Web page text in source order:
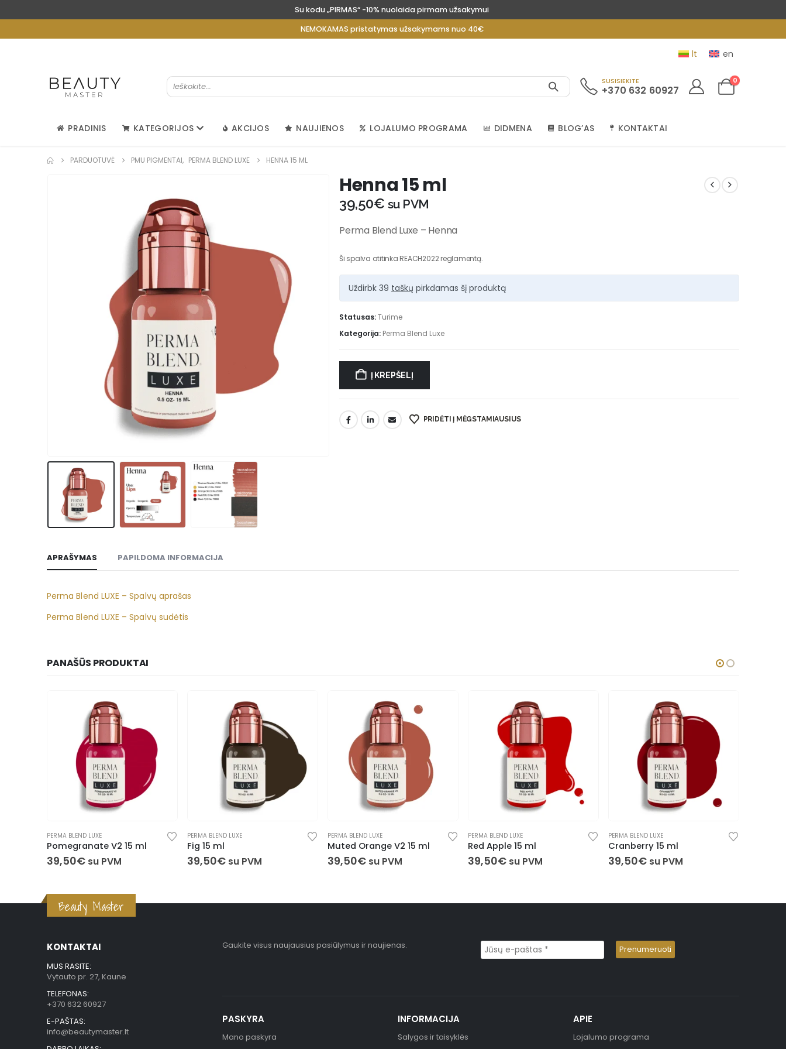
Su kodu „PIRMAS“ -10% nuolaida pirmam užsakymui
NEMOKAMAS pristatymas užsakymams nuo 40€
lt en
SUSISIEKITE
+370 632 60927
0
PRADINIS KATEGORIJOS AKCIJOS NAUJIENOS LOJALUMO PROGRAMA DIDMENA BLOG’AS KONTAKTAI
PARDUOTUVĖ PMU PIGMENTAI, PERMA BLEND LUXE HENNA 15 ML
Henna 15 ml
39,50€ su PVM
Perma Blend Luxe – Henna
Ši spalva atitinka REACH2022 reglamentą.
Uždirbk 39 taškų pirkdamas šį produktą
Statusas:Turime
Kategorija: Perma Blend Luxe
Į KREPŠELĮ
PRIDĖTI Į MĖGSTAMIAUSIUS
APRAŠYMAS PAPILDOMA INFORMACIJA
Perma Blend LUXE – Spalvų aprašas
Perma Blend LUXE – Spalvų sudėtis
PANAŠŪS PRODUKTAI
PERMA BLEND LUXE
Pomegranate V2 15 ml
39,50€ su PVM
PERMA BLEND LUXE
Fig 15 ml
39,50€ su PVM
PERMA BLEND LUXE
Muted Orange V2 15 ml
39,50€ su PVM
PERMA BLEND LUXE
Red Apple 15 ml
39,50€ su PVM
PERMA BLEND LUXE
Cranberry 15 ml
39,50€ su PVM
Beauty Master
KONTAKTAI
MUS RASITE:
Vytauto pr. 27, Kaune
TELEFONAS:
+370 632 60927
E-PAŠTAS:
info@beautymaster.lt
Gaukite visus naujausius pasiūlymus ir naujienas.
PASKYRA
Mano paskyra
INFORMACIJA
Salygos ir taisyklės
APIE
Lojalumo programa